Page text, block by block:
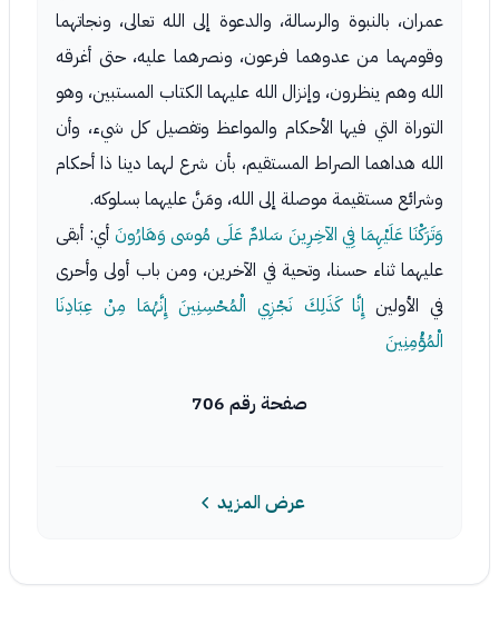
عمران، بالنبوة والرسالة، والدعوة إلى الله تعالى، ونجاتهما
وقومهما من عدوهما فرعون، ونصرهما عليه، حتى أغرقه
الله وهم ينظرون، وإنزال الله عليهما الكتاب المستبين، وهو
التوراة التي فيها الأحكام والمواعظ وتفصيل كل شيء، وأن
الله هداهما الصراط المستقيم، بأن شرع لهما دينا ذا أحكام
وشرائع مستقيمة موصلة إلى الله، ومَنَّ عليهما بسلوكه.
وَتَرَكْنَا عَلَيْهِمَا فِي الآخِرِينَ سَلامٌ عَلَى مُوسَى وَهَارُونَ أي: أبقى
عليهما ثناء حسنا، وتحية في الآخرين، ومن باب أولى وأحرى
في الأولين إِنَّا كَذَلِكَ نَجْزِي الْمُحْسِنِينَ إِنَّهُمَا مِنْ عِبَادِنَا
الْمُؤْمِنِينَ
صفحة رقم 706
عرض المزيد